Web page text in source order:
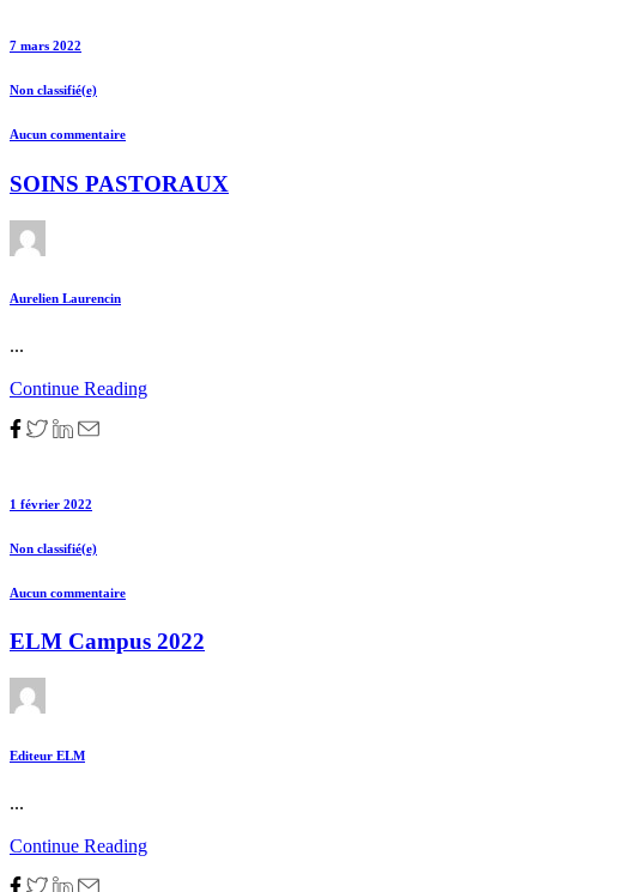
7 mars 2022
Non classifié(e)
Aucun commentaire
SOINS PASTORAUX
Aurelien Laurencin
...
Continue Reading
1 février 2022
Non classifié(e)
Aucun commentaire
ELM Campus 2022
Editeur ELM
...
Continue Reading